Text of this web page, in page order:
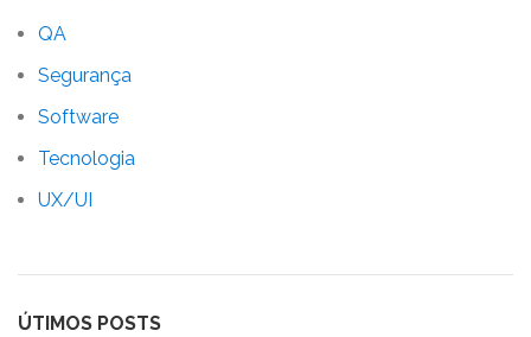
QA
Segurança
Software
Tecnologia
UX/UI
ÚTIMOS POSTS